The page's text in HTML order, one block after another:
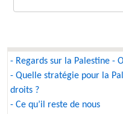
- Regards sur la Palestine -
- Quelle stratégie pour la
droits ?
- Ce qu’il reste de nous